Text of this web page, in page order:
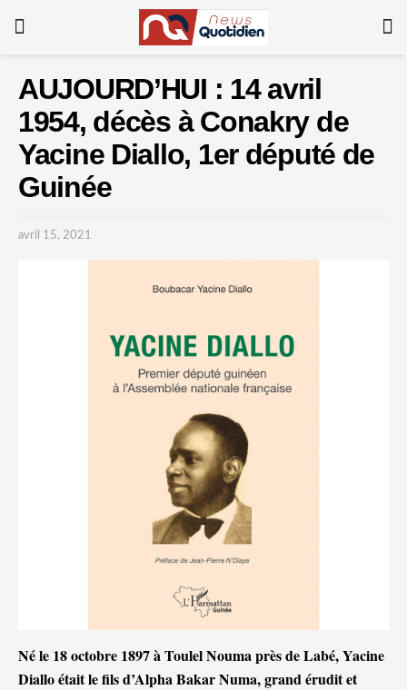
AUJOURD’HUI : 14 avril
1954, décès à Conakry de
Yacine Diallo, 1er député de
Guinée
avril 15, 2021
Né le 18 octobre 1897 à Toulel Nouma près de Labé, Yacine
Diallo était le fils d’Alpha Bakar Numa, grand érudit et